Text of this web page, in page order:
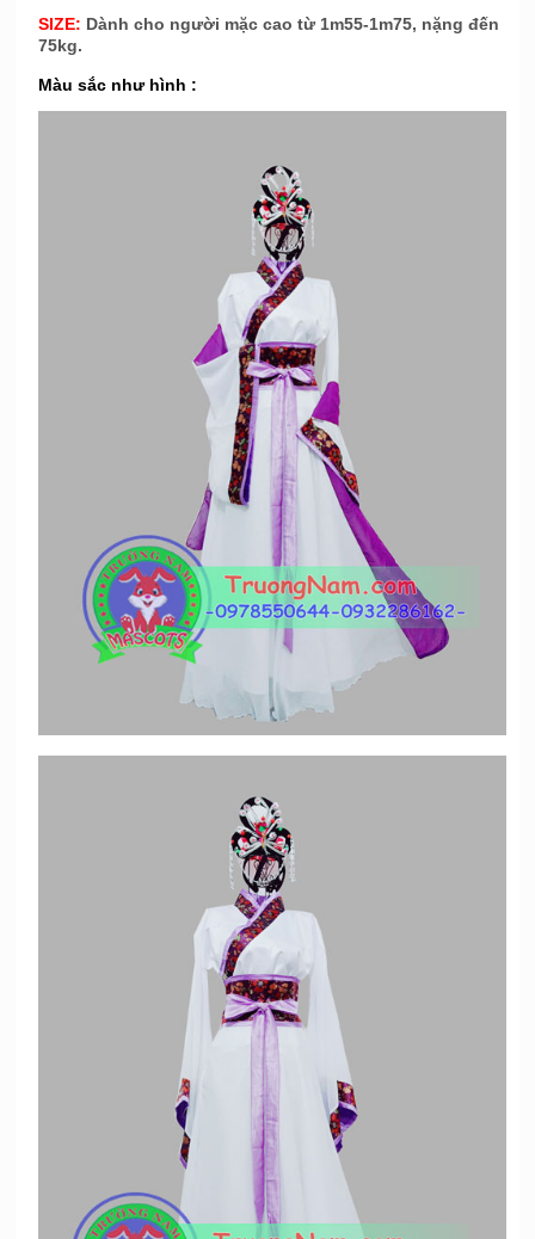
SIZE: Dành cho người mặc cao từ 1m55-1m75, nặng đến
75kg.
Màu sắc như hình :